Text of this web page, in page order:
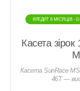
КРЕДИТ 6 МIСЯЦIВ -
Касета
Касета SunRace
46T —